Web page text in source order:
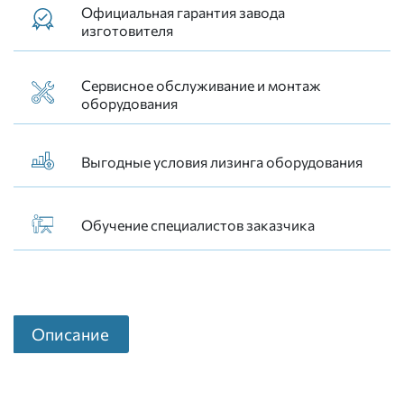
Официальная гарантия завода
изготовителя
Сервисное обслуживание и монтаж
оборудования
Выгодные условия лизинга оборудования
Обучение специалистов заказчика
Описание